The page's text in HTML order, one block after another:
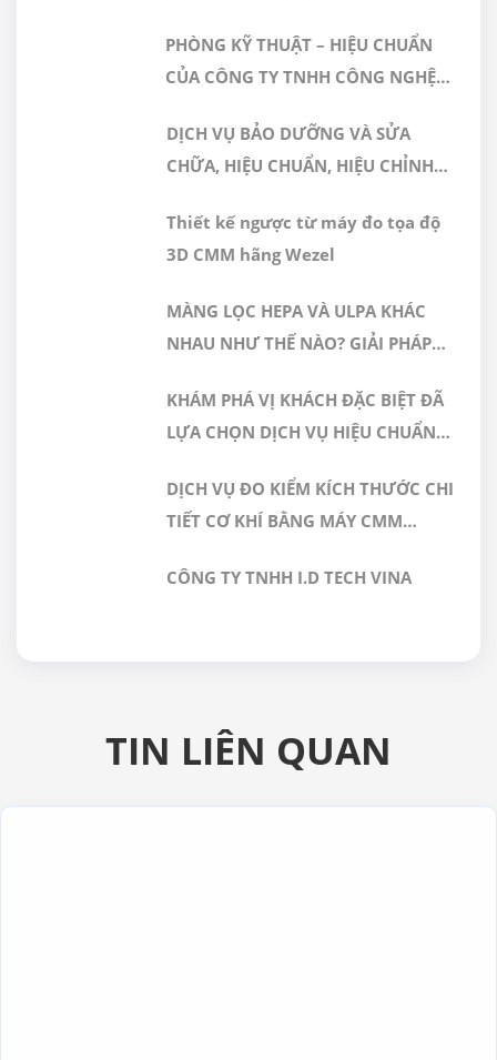
PHÒNG KỸ THUẬT – HIỆU CHUẨN
CỦA CÔNG TY TNHH CÔNG NGHỆ
NHẬN ĐÁP ỨNG TIÊU CHUẨN
ISO/IEC 17025:2017
DỊCH VỤ BẢO DƯỠNG VÀ SỬA
CHỮA, HIỆU CHUẨN, HIỆU CHỈNH
Thiết kế ngược từ máy đo tọa độ
3D CMM hãng Wezel
MÀNG LỌC HEPA VÀ ULPA KHÁC
NHAU NHƯ THẾ NÀO? GIẢI PHÁP
DƯỢC PHẨM
KHÁM PHÁ VỊ KHÁCH ĐẶC BIỆT ĐÃ
LỰA CHỌN DỊCH VỤ HIỆU CHUẨN
DỊCH VỤ ĐO KIỂM KÍCH THƯỚC CHI
TIẾT CƠ KHÍ BẰNG MÁY CMM
VIỆT NAM
CÔNG TY TNHH I.D TECH VINA
TIN LIÊN QUAN